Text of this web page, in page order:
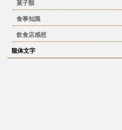
菓子類
食事知識
飲食店感想
龍体文字